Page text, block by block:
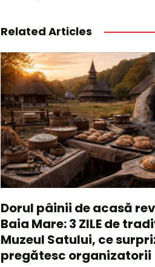
Related Articles
Dorul pâinii de acasă
Baia Mare: 3 ZILE de
Muzeul Satului, ce
pregătesc organizatorii